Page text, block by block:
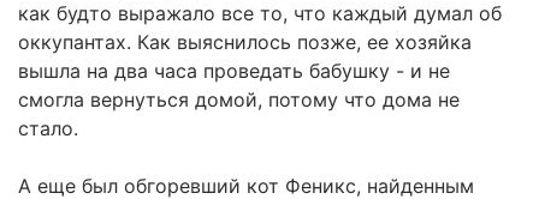
как будто выражало все то, что каждый думал об
оккупантах. Как выяснилось позже, ее хозяйка
вышла на два часа проведать бабушку - и не
смогла вернуться домой, потому что дома не
стало.
А еще был обгоревший кот Феникс, найденным